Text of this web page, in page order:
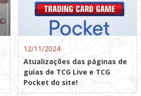
12/11/2024
Atualizações das páginas de
guias de TCG Live e TCG
Pocket do site!